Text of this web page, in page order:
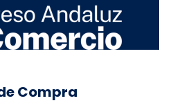
Compra